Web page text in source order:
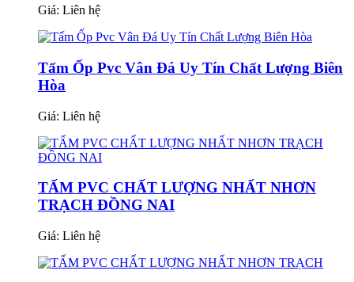
Giá: Liên hệ
Tấm Ốp Pvc Vân Đá Uy Tín Chất Lượng Biên
Hòa
Giá: Liên hệ
TẤM PVC CHẤT LƯỢNG NHẤT NHƠN
TRẠCH ĐỒNG NAI
Giá: Liên hệ